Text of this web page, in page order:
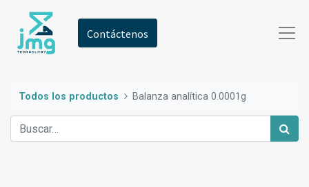
Contáctenos
Todos los productos Balanza analítica 0.0001g